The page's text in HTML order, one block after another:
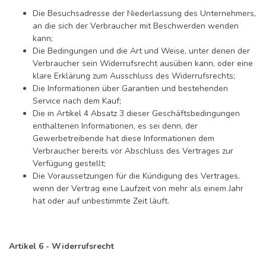
Die Besuchsadresse der Niederlassung des Unternehmers,
an die sich der Verbraucher mit Beschwerden wenden
kann;
Die Bedingungen und die Art und Weise, unter denen der
Verbraucher sein Widerrufsrecht ausüben kann, oder eine
klare Erklärung zum Ausschluss des Widerrufsrechts;
Die Informationen über Garantien und bestehenden
Service nach dem Kauf;
Die in Artikel 4 Absatz 3 dieser Geschäftsbedingungen
enthaltenen Informationen, es sei denn, der
Gewerbetreibende hat diese Informationen dem
Verbraucher bereits vor Abschluss des Vertrages zur
Verfügung gestellt;
Die Voraussetzungen für die Kündigung des Vertrages,
wenn der Vertrag eine Laufzeit von mehr als einem Jahr
hat oder auf unbestimmte Zeit läuft.
Artikel 6 - Widerrufsrecht